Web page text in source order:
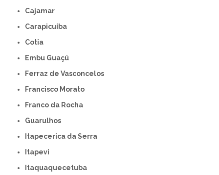
Cajamar
Carapicuíba
Cotia
Embu Guaçú
Ferraz de Vasconcelos
Francisco Morato
Franco da Rocha
Guarulhos
Itapecerica da Serra
Itapevi
Itaquaquecetuba